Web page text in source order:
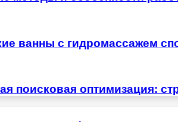
ванны с гидромассажем
поисковая оптимизация: